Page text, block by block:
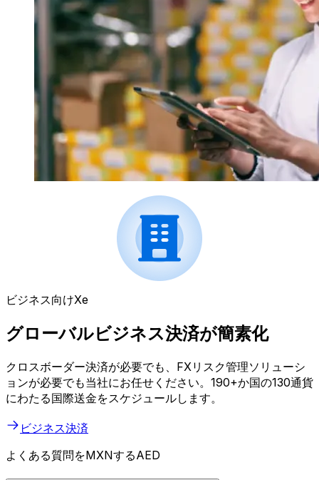
ビジネス向けXe
グローバルビジネス決済が簡素化
クロスボーダー決済が必要でも、FXリスク管理ソリューシ
ョンが必要でも当社にお任せください。190+か国の130通貨
にわたる国際送金をスケジュールします。
ビジネス決済
よくある質問をMXNするAED